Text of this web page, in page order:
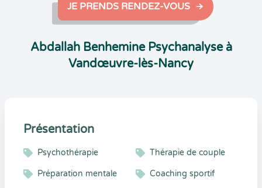
JE PRENDS RENDEZ-VOUS
Abdallah Benhemine Psychanalyse à
Vandœuvre-lès-Nancy
Présentation
Psychothérapie Thérapie de couple
Préparation mentale Coaching sportif